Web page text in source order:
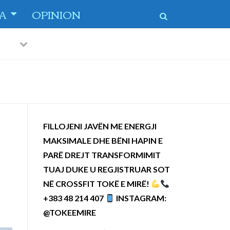
OPINION
-
PreviousNext
FILLOJENI JAVËN ME ENERGJI
MAKSIMALE DHE BËNI HAPIN E
PARË DREJT TRANSFORMIMIT
TUAJ DUKE U REGJISTRUAR SOT
NË CROSSFIT TOKË E MIRË!
+383 48 214 407
INSTAGRAM:
@TOKEEMIRE